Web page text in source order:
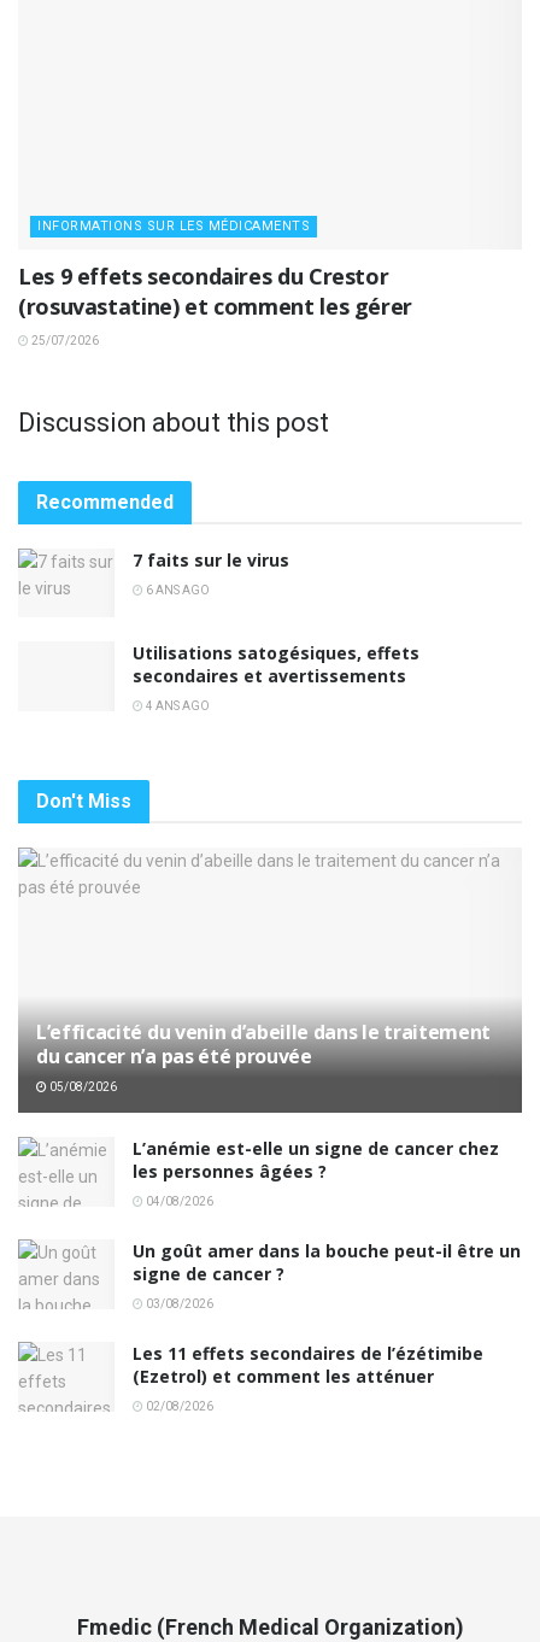
INFORMATIONS SUR LES MÉDICAMENTS
Les 9 effets secondaires du Crestor
(rosuvastatine) et comment les gérer
25/07/2026
Discussion about this post
Recommended
7 faits sur le virus
6 ANS AGO
Utilisations satogésiques, effets
secondaires et avertissements
4 ANS AGO
Don't Miss
L’efficacité du venin d’abeille dans le traitement
du cancer n’a pas été prouvée
05/08/2026
L’anémie est-elle un signe de cancer chez
les personnes âgées ?
04/08/2026
Un goût amer dans la bouche peut-il être un
signe de cancer ?
03/08/2026
Les 11 effets secondaires de l’ézétimibe
(Ezetrol) et comment les atténuer
02/08/2026
Fmedic (French Medical Organization)